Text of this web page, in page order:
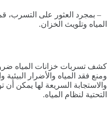
– بمجرد العثور على التسرب،
المياه وتلويث الخزان.
كشف تسربات خزانات المياه
ومنع فقد المياه والأضرار
والاستجابة السريعة لها يمكن أن
التحتية لنظام المياه.